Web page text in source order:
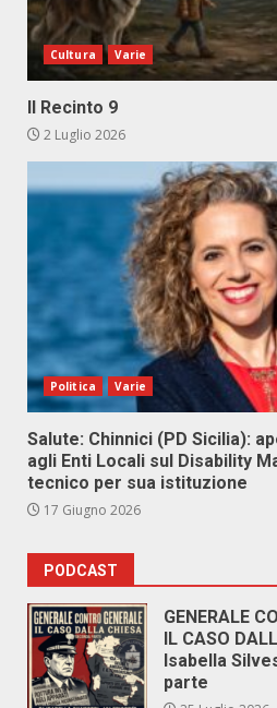
Cultura Varie
Il Recinto 9
2 Luglio 2026
Politica Varie
Salute: Chinnici (PD Sicilia):
agli Enti Locali sul Disability
tecnico per sua istituzione
17 Giugno 2026
PODCAST
GENERALE
IL CASO
Isabella
parte